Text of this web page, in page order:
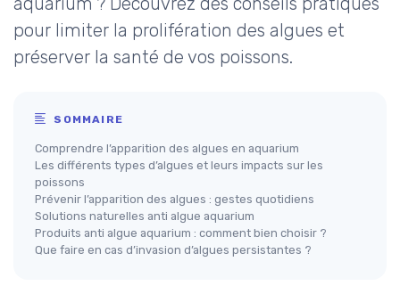
pour limiter la prolifération des algues et
préserver la santé de vos poissons.
SOMMAIRE
Comprendre l’apparition des algues en aquarium
Les différents types d’algues et leurs impacts sur les
poissons
Prévenir l’apparition des algues : gestes quotidiens
Solutions naturelles anti algue aquarium
Produits anti algue aquarium : comment bien choisir ?
Que faire en cas d’invasion d’algues persistantes ?